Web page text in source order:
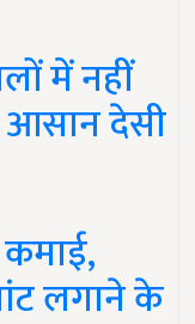
में नहीं
आसान देसी
लगाने के